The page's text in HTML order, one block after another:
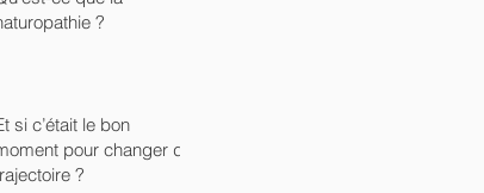
?
si c’était le bon
pour changer de
?